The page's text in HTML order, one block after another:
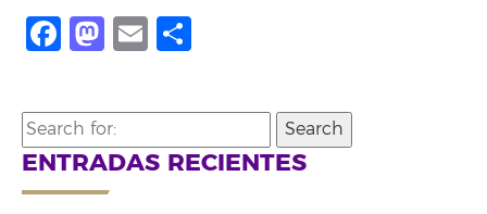
Facebook
Mastodon
Email
Search
for:
ENTRADAS RECIENTES